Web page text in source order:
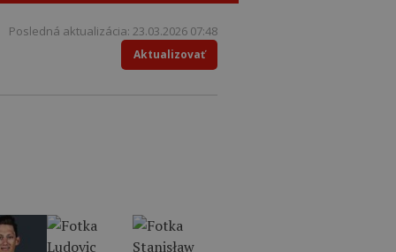
Posledná aktualizácia: 23.03.2026 07:48
Aktualizovať